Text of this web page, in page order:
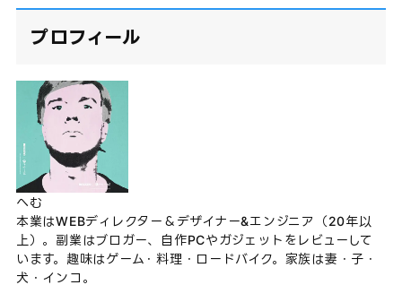
プロフィール
へむ
本業はWEBディレクター＆デザイナー&エンジニア（20年以
上）。副業はブロガー、自作PCやガジェットをレビューして
います。趣味はゲーム・料理・ロードバイク。家族は妻・子・
犬・インコ。